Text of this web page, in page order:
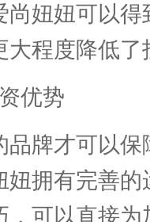
尚妞妞可以
大程度降低了
优势
品牌才可以
妞拥有完善
，可以直接